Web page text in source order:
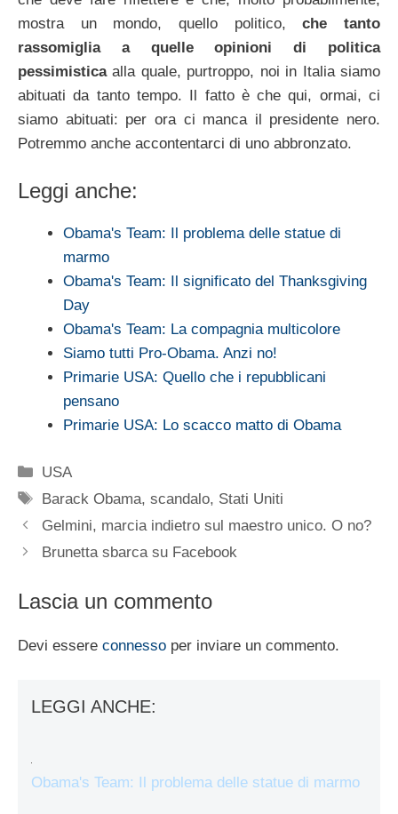
mostra un mondo, quello politico,che tanto
rassomiglia a quelle opinioni di politica
pessimisticaalla quale, purtroppo, noi in Italia siamo
abituati da tanto tempo. Il fatto è che qui, ormai, ci
siamo abituati: per ora ci manca il presidente nero.
Potremmo anche accontentarci di uno abbronzato.
Leggi anche:
Obama's Team: Il problema delle statue di
marmo
Obama's Team: Il significato del Thanksgiving
Day
Obama's Team: La compagnia multicolore
Siamo tutti Pro-Obama. Anzi no!
Primarie USA: Quello che i repubblicani
pensano
Primarie USA: Lo scacco matto di Obama
Categorie
USA
Tag
Barack Obama,scandalo, Stati Uniti
Gelmini, marcia indietro sul maestro unico. O no?
Brunetta sbarca su Facebook
Lascia un commento
Devi essere connesso per inviare un commento.
LEGGI ANCHE:
Obama's Team: Il problema delle statue di marmo